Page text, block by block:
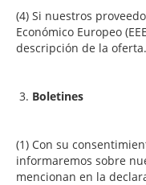
(4) Si nuestros
Económico Europeo
descripción de la oferta.
3. Boletines
(1) Con su
informaremos sobre
mencionan en la